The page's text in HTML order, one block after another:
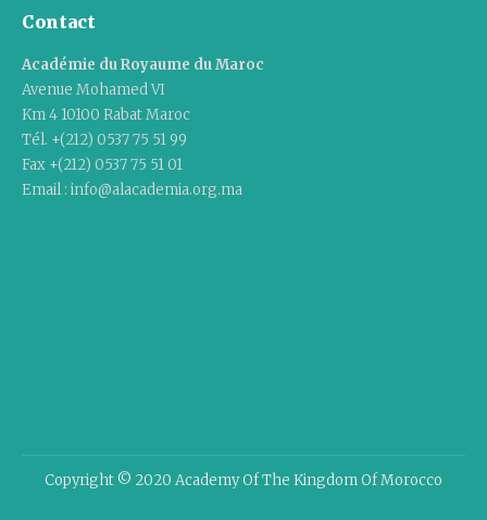
Contact
Académie du Royaume du Maroc
Avenue Mohamed VI
Km 4 10100 Rabat Maroc
Tél. +(212) 0537 75 51 99
Fax +(212) 0537 75 51 01
Email : info@alacademia.org.ma
Copyright © 2020 Academy Of The Kingdom Of Morocco